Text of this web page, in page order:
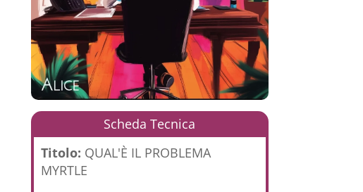
Scheda Tecnica
Titolo: QUAL'È IL PROBLEMA
MYRTLE